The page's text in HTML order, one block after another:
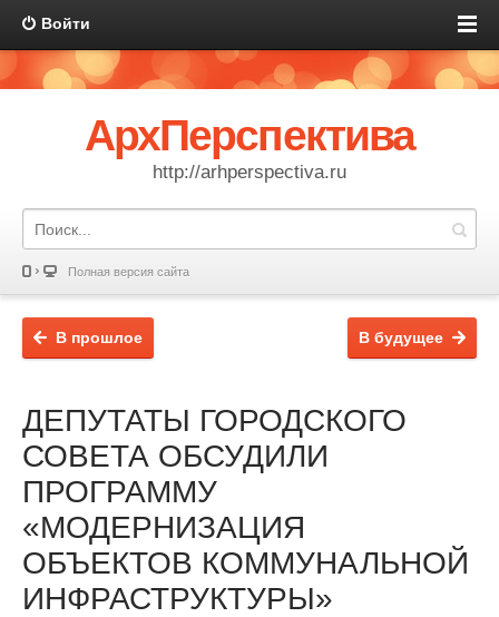
Войти
АрхПерспектива
http://arhperspectiva.ru
Полная версия сайта
В будущее
В прошлое
ДЕПУТАТЫ ГОРОДСКОГО
СОВЕТА ОБСУДИЛИ
ПРОГРАММУ
«МОДЕРНИЗАЦИЯ
ОБЪЕКТОВ КОММУНАЛЬНОЙ
ИНФРАСТРУКТУРЫ»